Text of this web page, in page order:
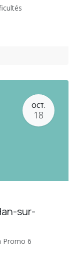
OCT.
18
sur-
Promo 6